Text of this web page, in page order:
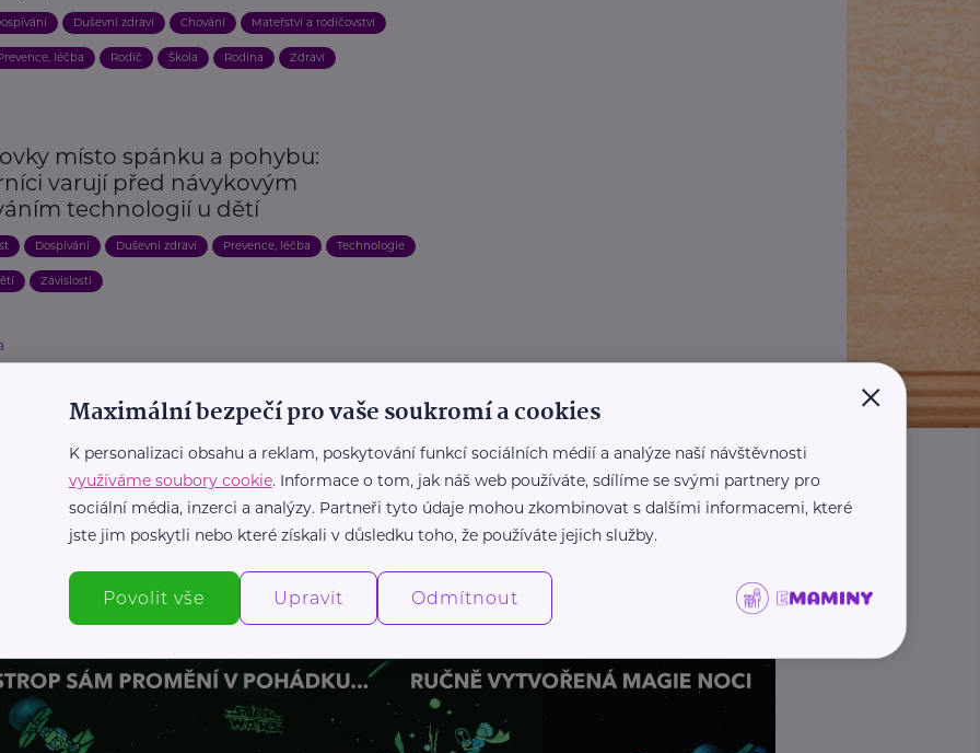
Duševní zdraví Chování Mateřství a rodičovství
léčba Rodič Škola Rodina Zdraví
místo spánku a pohybu:
varují před návykovým
technologií u dětí
Dospívání Duševní zdraví Prevence, léčba Technologie
Závislosti
a jak mohou rodiče pomoci?
×
Maximální bezpečí pro vaše soukromí a cookies
K personalizaci obsahu a reklam, poskytování funkcí sociálních médií a analýze naší návštěvnosti
využíváme soubory cookie. Informace o tom, jak náš web používáte, sdílíme se svými partnery pro
sociální média, inzerci a analýzy. Partneři tyto údaje mohou zkombinovat s dalšími informacemi, které
jste jim poskytli nebo které získali v důsledku toho, že používáte jejich služby.
Povolit vše Upravit Odmítnout